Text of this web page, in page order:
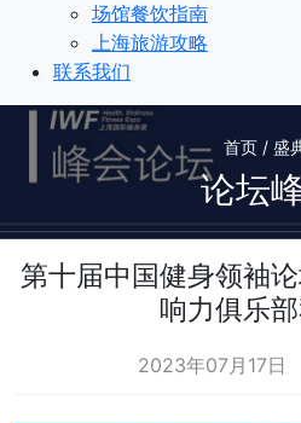
场馆餐饮指南
上海旅游攻略
联系我们
首页 / 盛
论坛
第十届中国健身领袖
响力俱乐
2023年07月17日